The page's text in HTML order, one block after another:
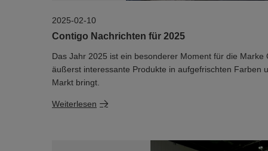
2025-02-10
Contigo Nachrichten für 2025
Das Jahr 2025 ist ein besonderer Moment für die Marke
äußerst interessante Produkte in aufgefrischten Farben
Markt bringt.
Weiterlesen